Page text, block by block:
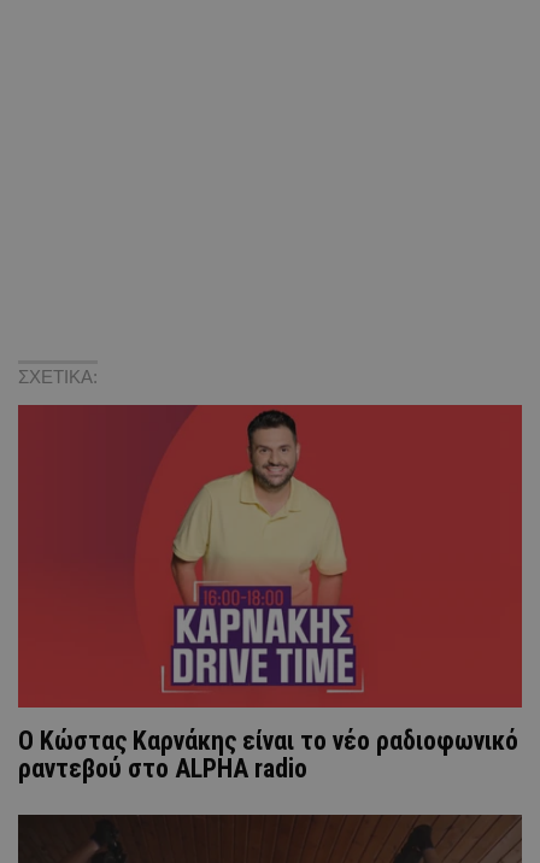
ΣΧΕΤΙΚΑ:
Ο Κώστας Καρνάκης είναι το νέο ραδιοφωνικό
ραντεβού στο ALPHA radio